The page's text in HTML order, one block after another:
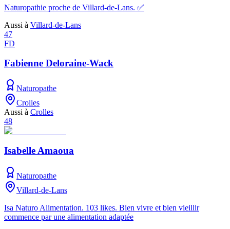
Naturopathie proche de Villard-de-Lans. ✅
Aussi à Villard-de-Lans
47
FD
Fabienne Deloraine-Wack
Naturopathe
Crolles
Aussi à Crolles
48
Isabelle Amaoua
Naturopathe
Villard-de-Lans
Isa Naturo Alimentation. 103 likes. Bien vivre et bien vieillir
commence par une alimentation adaptée